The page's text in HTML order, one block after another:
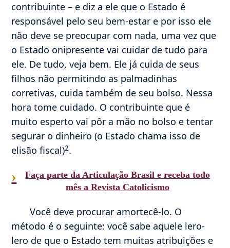
contribuinte – e diz a ele que o Estado é
responsável pelo seu bem-estar e por isso ele
não deve se preocupar com nada, uma vez que
o Estado onipresente vai cuidar de tudo para
ele. De tudo, veja bem. Ele já cuida de seus
filhos não permitindo as palmadinhas
corretivas, cuida também de seu bolso. Nessa
hora tome cuidado. O contribuinte que é
muito esperto vai pôr a mão no bolso e tentar
segurar o dinheiro (o Estado chama isso de
elisão fiscal)2.
›
Faça parte da Articulação Brasil e receba todo
mês a Revista Catolicismo
Você deve procurar amortecê-lo. O
método é o seguinte: você sabe aquele lero-
lero de que o Estado tem muitas atribuições e